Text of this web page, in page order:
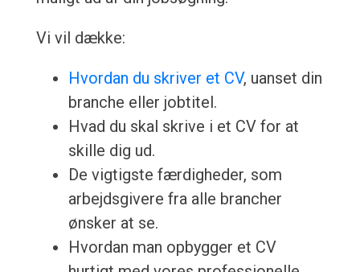
Vi vil dække:
Hvordan du skriver et CV, uanset din
branche eller jobtitel.
Hvad du skal skrive i et CV for at
skille dig ud.
De vigtigste færdigheder, som
arbejdsgivere fra alle brancher
ønsker at se.
Hvordan man opbygger et CV